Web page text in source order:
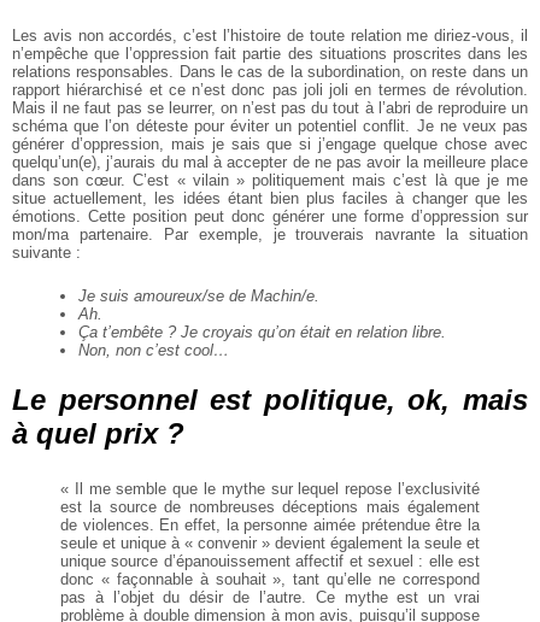
Les avis non accordés, c’est l’histoire de toute relation me diriez-vous, il
n’empêche que l’oppression fait partie des situations proscrites dans les
relations responsables. Dans le cas de la subordination, on reste dans un
rapport hiérarchisé et ce n’est donc pas joli joli en termes de révolution.
Mais il ne faut pas se leurrer, on n’est pas du tout à l’abri de reproduire un
schéma que l’on déteste pour éviter un potentiel conflit. Je ne veux pas
générer d’oppression, mais je sais que si j’engage quelque chose avec
quelqu’un(e), j’aurais du mal à accepter de ne pas avoir la meilleure place
dans son cœur. C’est « vilain » politiquement mais c’est là que je me
situe actuellement, les idées étant bien plus faciles à changer que les
émotions. Cette position peut donc générer une forme d’oppression sur
mon/ma partenaire. Par exemple, je trouverais navrante la situation
suivante :
Je suis amoureux/se de Machin/e.
Ah.
Ça t’embête ? Je croyais qu’on était en relation libre.
Non, non c’est cool…
Le personnel est politique, ok, mais
à quel prix ?
« Il me semble que le mythe sur lequel repose l’exclusivité
est la source de nombreuses déceptions mais également
de violences. En effet, la personne aimée prétendue être la
seule et unique à « convenir » devient également la seule et
unique source d’épanouissement affectif et sexuel : elle est
donc « façonnable à souhait », tant qu’elle ne correspond
pas à l’objet du désir de l’autre. Ce mythe est un vrai
problème à double dimension à mon avis, puisqu’il suppose